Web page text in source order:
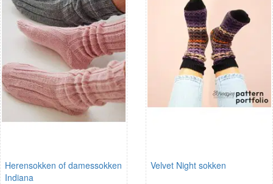
Herensokken of damessokken
Indiana
Velvet Night sokken